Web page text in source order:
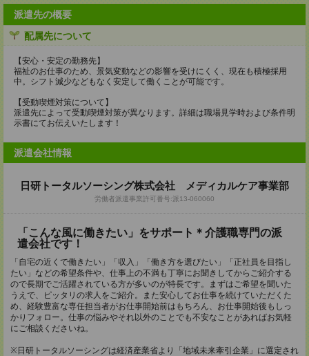
派遣先の概要
配属先について
【安心・安定の勤務先】
福祉のお仕事のため、景気変動などの影響を受けにくく、現在も積極採用
中。シフト減少などもなく安定して働くことが可能です。
【受動喫煙対策について】
派遣先によって受動喫煙対策が異なります。詳細は職場見学時および条件明
示書にてお伝えいたします！
派遣会社情報
日研トータルソーシング株式会社 メディカルケア事業部
労働者派遣事業許可番号:派13-060060
「こんな風に働きたい」をサポート＊介護職専門の派
遣会社です！
「自宅の近くで働きたい」「収入」「働き方を選びたい」「正社員を目指し
たい」などの希望条件や、仕事上の不満も丁寧にお聞きしてからご紹介する
ので長期でご活躍されている方が多いのが特長です。まずはご希望を聞いた
うえで、ピッタリの求人をご紹介。また安心してお仕事を続けていただくた
め、経験豊富な専任担当者がお仕事開始前はもちろん、お仕事開始後もしっ
かりフォロー。仕事の悩みやそれ以外のことでも不安なことがあればお気軽
にご相談くださいね。
※日研トータルソーシングは経済産業省より「地域未来牽引企業」に選定され